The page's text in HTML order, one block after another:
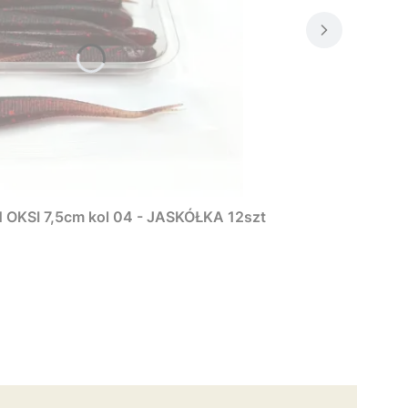
OKSI 7,5cm kol 04 - JASKÓŁKA 12szt